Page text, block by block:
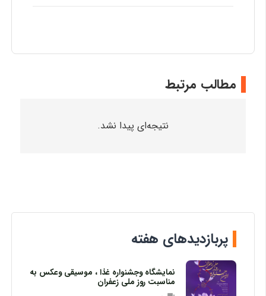
مطالب مرتبط
نتیجه‌ای پیدا نشد.
پربازدیدهای هفته
نمایشگاه وجشنواره غذا ، موسیقی وعکس به
مناسبت روز ملی زعفران